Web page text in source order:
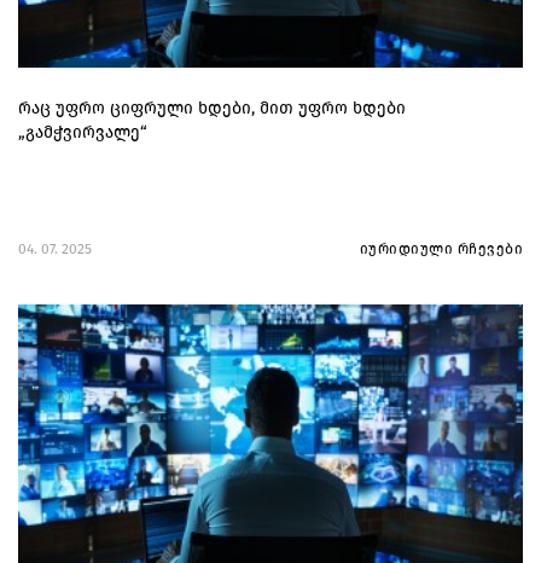
რაც უფრო ციფრული ხდები, მით უფრო ხდები
„გამჭვირვალე“
04. 07. 2025 იურიდიული რჩევები